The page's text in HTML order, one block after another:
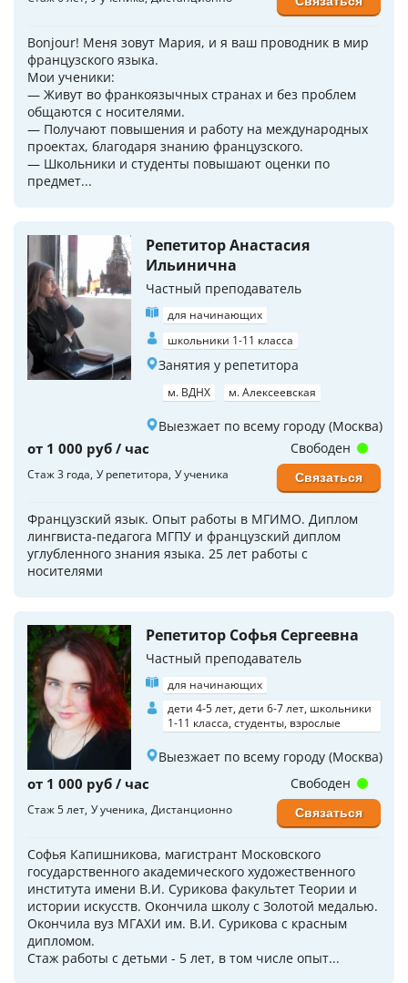
Bonjour! Меня зовут Мария, и я ваш проводник в мир
французского языка.
Мои ученики:
— Живут во франкоязычных странах и без проблем
общаются с носителями.
— Получают повышения и работу на международных
проектах, благодаря знанию французского.
— Школьники и студенты повышают оценки по
предмет...
Репетитор Анастасия
Ильинична
Частный преподаватель
для начинающих
школьники 1-11 класса
Занятия у репетитора
м. ВДНХ м. Алексеевская
Выезжает по всему городу (Москва)
от 1 000 руб / час
Стаж 3 года У репетитора У ученика
Французский язык. Опыт работы в МГИМО. Диплом
лингвиста-педагога МГПУ и французский диплом
углубленного знания языка. 25 лет работы с
носителями
Свободен
Связаться
Репетитор Софья Сергеевна
Частный преподаватель
для начинающих
дети 4-5 лет, дети 6-7 лет, школьники
1-11 класса, студенты, взрослые
Выезжает по всему городу (Москва)
от 1 000 руб / час
Стаж 5 лет У ученика Дистанционно
Софья Капишникова, магистрант Московского
государственного академического художественного
института имени В.И. Сурикова факультет Теории и
истории искусств. Окончила школу с Золотой медалью.
Окончила вуз МГАХИ им. В.И. Сурикова с красным
дипломом.
Стаж работы с детьми - 5 лет, в том числе опыт...
Свободен
Связаться